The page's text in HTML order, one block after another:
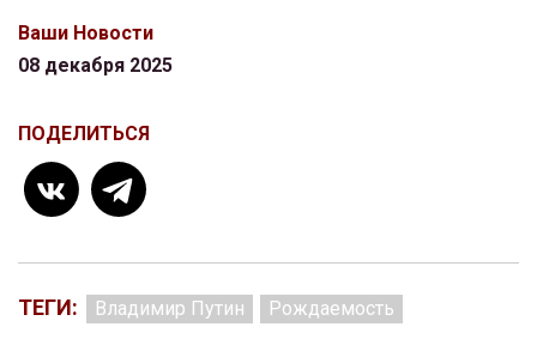
Ваши Новости
08 декабря 2025
ПОДЕЛИТЬСЯ
ТЕГИ: Владимир Путин Рождаемость